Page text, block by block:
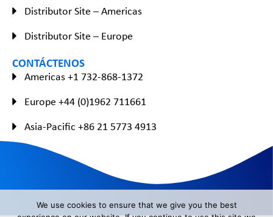
Distributor Site – Americas
Distributor Site – Europe
CONTÁCTENOS
Americas +1 732-868-1372
Europe +44 (0)1962 711661
Asia-Pacific +86 21 5773 4913
We use cookies to ensure that we give you the best